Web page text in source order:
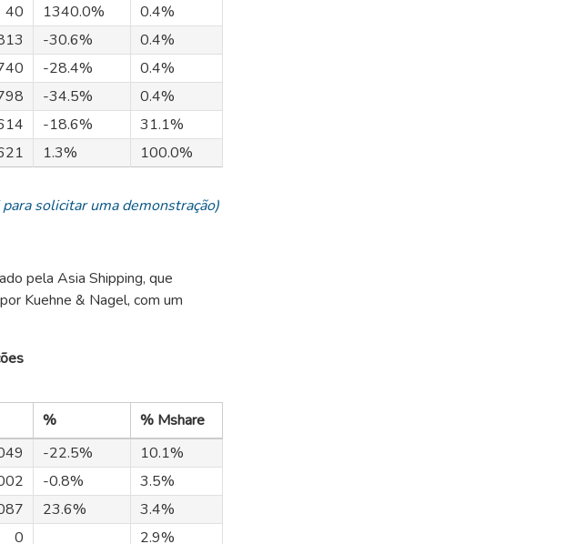
40 1340.0%
0.4%
-30.6%
0.4%
-28.4%
0.4%
-34.5%
0.4%
-18.6%
31.1%
1.3% 100.0%
solicitar uma demonstração)
pela Asia Shipping, que
Kuehne & Nagel, com um
%
% Mshare
-22.5%
10.1%
-0.8%
3.5%
23.6%
3.4%
0 2.9%